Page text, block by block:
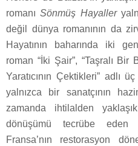
romanıSönmüş Hayaller
değil dünya romanının da
Hayatının baharında iki
roman “İki Şair”, “Taşralı Bir
Yaratıcının Çektikleri” adlı
yalnızca bir sanatçının
zamanda ihtilalden
dönüşümü tecrübe eden
Fransa’nın restorasyon